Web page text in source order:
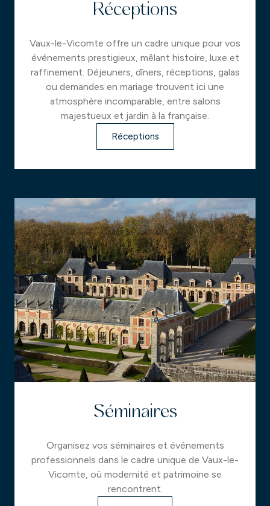
Réceptions
Vaux-le-Vicomte offre un cadre unique pour vos
événements prestigieux, mêlant histoire, luxe et
raffinement. Déjeuners, dîners, réceptions, galas
ou demandes en mariage trouvent ici une
atmosphère incomparable, entre salons
majestueux et jardin à la française.
Réceptions
Séminaires
Organisez vos séminaires et événements
professionnels dans le cadre unique de Vaux-le-
Vicomte, où modernité et patrimoine se
rencontrent.